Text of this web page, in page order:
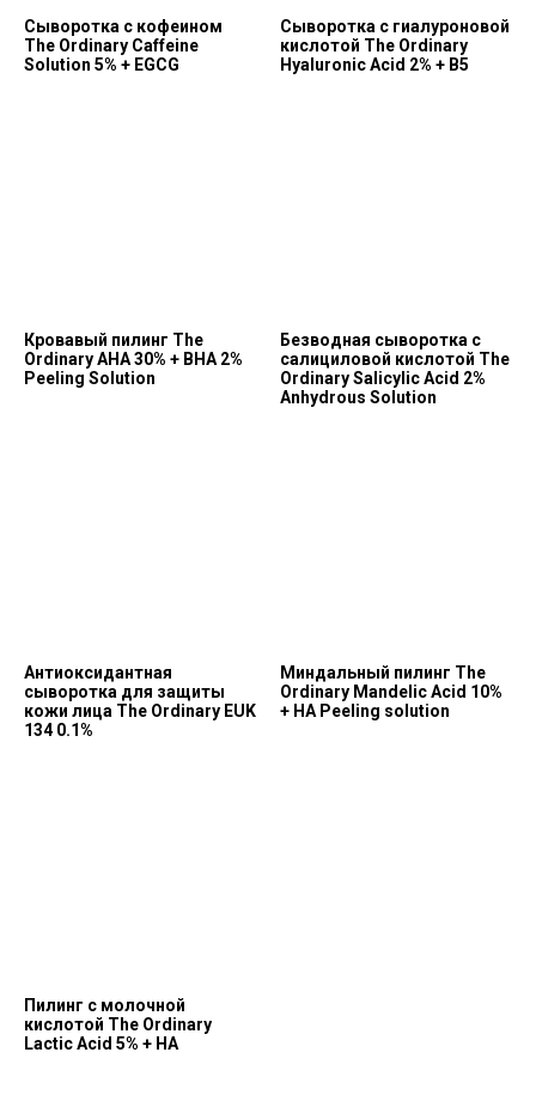
Сыворотка с кофеином
The Ordinary Caffeine
Solution 5% + EGCG
Сыворотка с гиалуроновой
кислотой The Ordinary
Hyaluronic Acid 2% + В5
Кровавый пилинг The
Ordinary AHA 30% + BHA 2%
Peeling Solution
Безводная сыворотка с
салициловой кислотой The
Ordinary Salicylic Acid 2%
Anhydrous Solution
Антиоксидантная
сыворотка для защиты
кожи лица The Ordinary EUK
134 0.1%
Миндальный пилинг The
Ordinary Mandelic Acid 10%
+ HA Peeling solution
Пилинг с молочной
кислотой The Ordinary
Lactic Acid 5% + HA